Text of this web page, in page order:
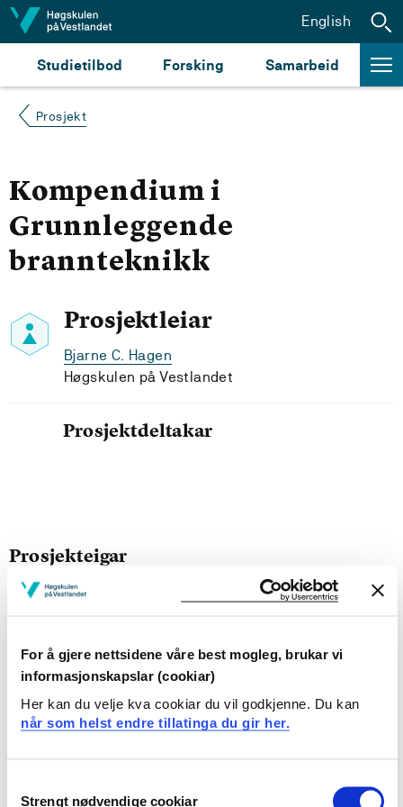
For å gjere nettsidene våre best mogleg, brukar vi
informasjonskapslar (cookiar)
Her kan du velje kva cookiar du vil godkjenne. Du kan
når som helst endre tillatinga du gir her.
Selection
Strengt nødvendige cookiar
Hopp til innhald
Studietilbod Forsking Samarbeid
English
Prosjekt
Kompendium i
Grunnleggende
brannteknikk
Prosjektleiar
Bjarne C. Hagen
Høgskulen på Vestlandet
Prosjektdeltakar
Prosjekteigar
Fakultet for teknologi, miljø-og samfvit, Høgskulen på
Prosjektperiode
August 1997 - Desember 2001
utviklingsarbeid for å bedre tilgangen av norsk litteratur